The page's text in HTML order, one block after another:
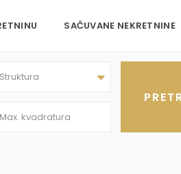
SAČUVANE NEKRETNINE
Struktura